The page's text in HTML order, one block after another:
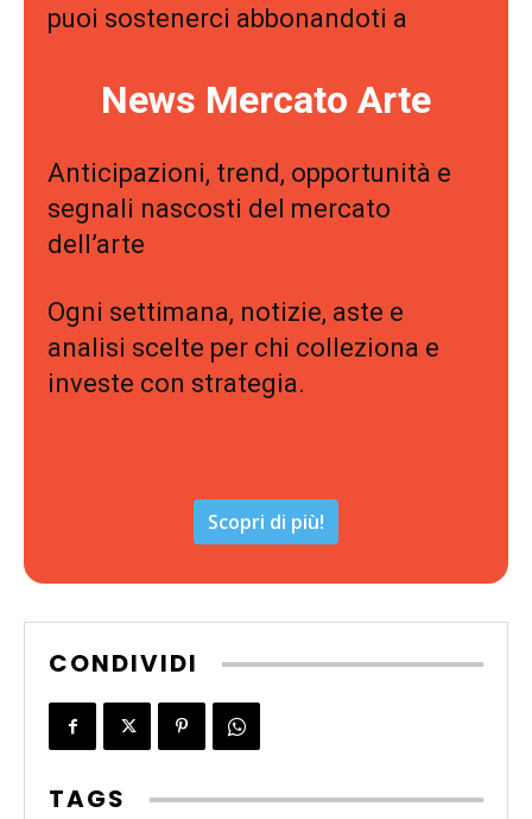
puoi sostenerci abbonandoti a
News Mercato Arte
Anticipazioni, trend, opportunità e
segnali nascosti del mercato
dell’arte
Ogni settimana, notizie, aste e
analisi scelte per chi colleziona e
investe con strategia.
Scopri di più!
CONDIVIDI
TAGS